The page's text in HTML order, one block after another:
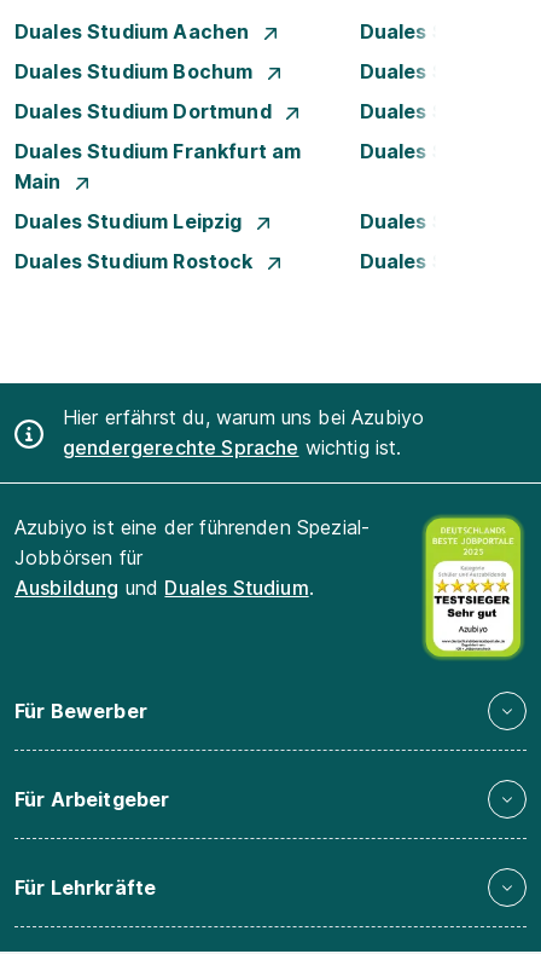
Duales Studium Aachen
Duales Studium
Duales Studium Bochum
Duales Studium
Duales Studium Dortmund
Duales Studium
Duales Studium Frankfurt am
Main
Duales Studium
Duales Studium Leipzig
Duales Studium
Duales Studium Rostock
Duales Studium
Hier erfährst du, warum uns bei Azubiyo
gendergerechte Sprache wichtig ist.
Azubiyo ist eine der führenden Spezial-
Jobbörsen für
Ausbildung und Duales Studium.
Für Bewerber
Für Arbeitgeber
Für Lehrkräfte